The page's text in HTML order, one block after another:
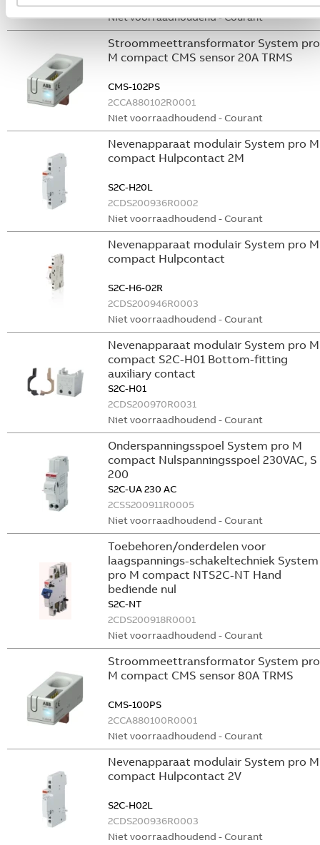
Niet voorraadhoudend - Courant
Stroommeettransformator System pro
M compact CMS sensor 20A TRMS
CMS-102PS
2CCA880102R0001
Niet voorraadhoudend - Courant
Nevenapparaat modulair System pro M
compact Hulpcontact 2M
S2C-H20L
2CDS200936R0002
Niet voorraadhoudend - Courant
Nevenapparaat modulair System pro M
compact Hulpcontact
S2C-H6-02R
2CDS200946R0003
Niet voorraadhoudend - Courant
Nevenapparaat modulair System pro M
compact S2C-H01 Bottom-fitting
auxiliary contact
S2C-H01
2CDS200970R0031
Niet voorraadhoudend - Courant
Onderspanningsspoel System pro M
compact Nulspanningsspoel 230VAC, S
200
S2C-UA 230 AC
2CSS200911R0005
Niet voorraadhoudend - Courant
Toebehoren/onderdelen voor
laagspannings-schakeltechniek System
pro M compact NTS2C-NT Hand
bediende nul
S2C-NT
2CDS200918R0001
Niet voorraadhoudend - Courant
Stroommeettransformator System pro
M compact CMS sensor 80A TRMS
CMS-100PS
2CCA880100R0001
Niet voorraadhoudend - Courant
Nevenapparaat modulair System pro M
compact Hulpcontact 2V
S2C-H02L
2CDS200936R0003
Niet voorraadhoudend - Courant